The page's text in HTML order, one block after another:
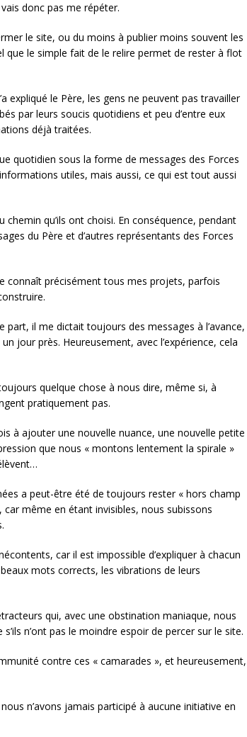
donc pas me répéter.
le site, ou du moins à publier moins souvent les
le simple fait de le relire permet de rester à flot
expliqué le Père, les gens ne peuvent pas travailler
par leurs soucis quotidiens et peu d’entre eux
déjà traitées.
quotidien sous la forme de messages des Forces
utiles, mais aussi, ce qui est tout aussi
qu’ils ont choisi. En conséquence, pendant
du Père et d’autres représentants des Forces
connaît précisément tous mes projets, parfois
part, il me dictait toujours des messages à l’avance,
jour près. Heureusement, avec l’expérience, cela
quelque chose à nous dire, même si, à
pratiquement pas.
à ajouter une nouvelle nuance, une nouvelle petite
que nous « montons lentement la spirale »
a peut-être été de toujours rester « hors champ
même en étant invisibles, nous subissons
car il est impossible d’expliquer à chacun
mots corrects, les vibrations de leurs
qui, avec une obstination maniaque, nous
n’ont pas le moindre espoir de percer sur le site.
contre ces « camarades », et heureusement,
n’avons jamais participé à aucune initiative en